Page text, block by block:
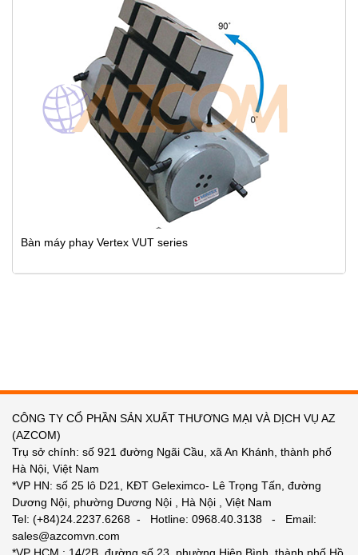
Bàn máy phay Vertex VUT series
CÔNG TY CỔ PHẦN SẢN XUẤT THƯƠNG MẠI VÀ DỊCH VỤ AZ
(AZCOM)
Trụ sở chính: số 921 đường Ngãi Cầu, xã An Khánh, thành phố
Hà Nội, Việt Nam
*VP HN: số 25 lô D21, KĐT Geleximco- Lê Trọng Tấn, đường
Dương Nội, phường Dương Nội , Hà Nội , Việt Nam
Tel: (+84)24.2237.6268 - Hotline: 0968.40.3138 - Email:
sales@azcomvn.com